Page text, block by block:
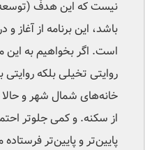
نیست که این هدفْ
باشد، این برنامه از
است. اگر بخواهیم به این
روایتی تخیلی بلکه
خانه‌های شمال شهر و
از سکنه. و کمی جلوتر
پایین‌تر و پایین‌تر